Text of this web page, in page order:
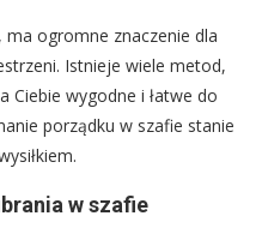
ma ogromne znaczenie dla
Istnieje wiele metod,
Ciebie wygodne i łatwe do
porządku w szafie stanie
w szafie